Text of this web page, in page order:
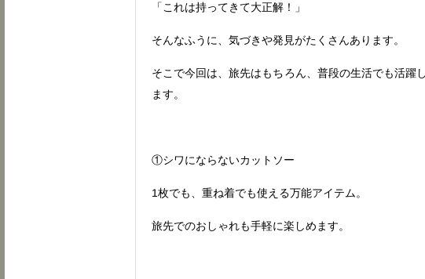
「これは持ってきて大正解！」
そんなふうに、気づきや発見がたくさんあります。
そこで今回は、旅先はもちろん、普段の生活でも活躍
ます。
①シワにならないカットソー
1枚でも、重ね着でも使える万能アイテム。
旅先でのおしゃれも手軽に楽しめます。